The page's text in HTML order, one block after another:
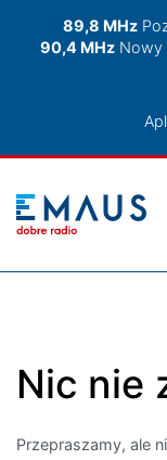
89,8 MHz
90,4 MHz Nowy
Nic nie
Przepraszamy, ale